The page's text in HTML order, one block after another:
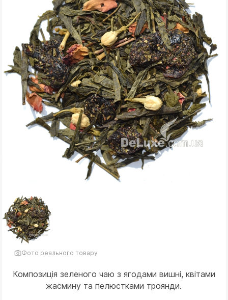
Фото реального товару
Композиція зеленого чаю з ягодами вишні, квітами
жасмину та пелюстками троянди.